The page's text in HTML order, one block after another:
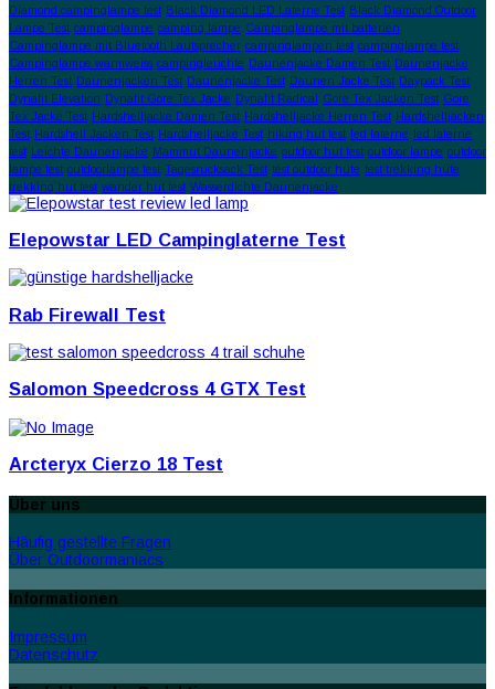
Diamond campinglampe test Black Diamond LED Laterne Test Black Diamond Outdoor
Lampe Test campinglampe camping lampe Campinglampe mit batterien
Campinglampe mit Bluetooth Lautsprecher campinglampen test campinglampe test
Campinglampe warmweiss campingleuchte Daunenjacke Damen Test Daunenjacke
Herren Test Daunenjacken Test Daunenjacke Test Daunen Jacke Test Daypack Test
Dynafit Elevation Dynafit Gore Tex Jacke Dynafit Radical Gore Tex Jacken Test Gore
Tex Jacke Test Hardshelljacke Damen Test Hardshelljacke Herren Test Hardshelljacken
Test Hardshell Jacken Test Hardshelljacke Test hiking hut test led laterne led laterne
test Leichte Daunenjacke Mammut Daunenjacke outdoor hut test outdoor lampe outdoor
lampe test outdoorlampe test Tagesrucksack Test test outdoor hüte test trekking hüte
trekking hut test wander hut test Wasserdichte Daunenjacke
Elepowstar LED Campinglaterne Test
Rab Firewall Test
Salomon Speedcross 4 GTX Test
Arcteryx Cierzo 18 Test
Über uns
Häufig gestellte Fragen
Über Outdoormaniacs
Informationen
Impressum
Datenschutz